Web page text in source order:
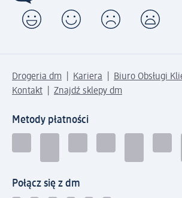
Drogeria dm Kariera
Biuro Obsługi
Kontakt
Znajdź sklepy dm
Metody płatności
Połącz się z dm